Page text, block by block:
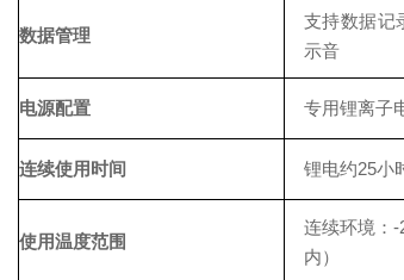
数据管理
支持数据记
示音
电源配置 专用锂离子
连续使用时间 锂电约25小
使用温度范围
连续环境：
内）